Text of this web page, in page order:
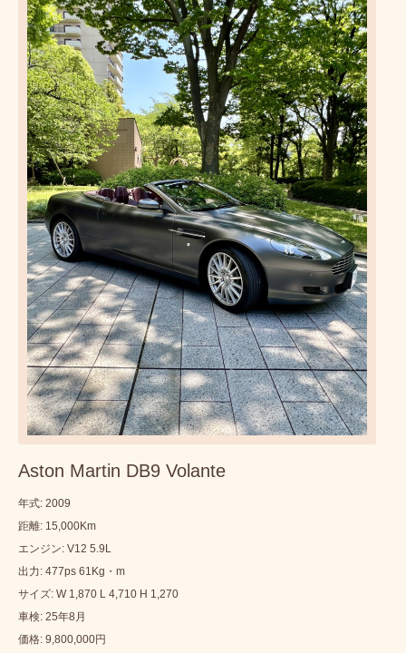
Aston Martin DB9 Volante
年式: 2009
距離: 15,000Km
エンジン: V12 5.9L
出力: 477ps 61Kg・m
サイズ: W 1,870 L 4,710 H 1,270
車検: 25年8月
価格: 9,800,000円